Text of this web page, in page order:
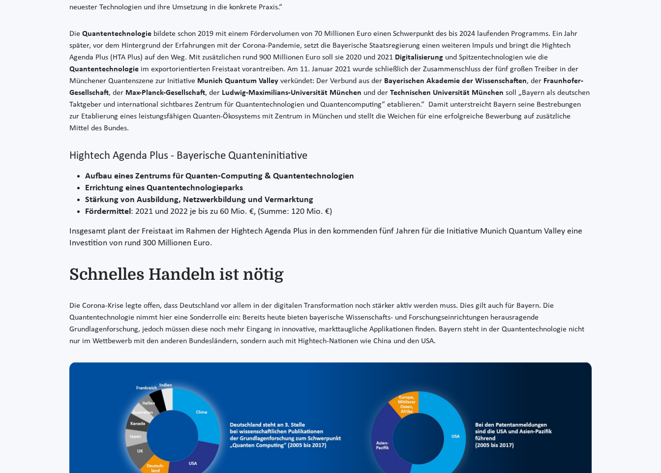
neuester Technologien und ihre Umsetzung in die konkrete Praxis.“
Die Quantentechnologie bildete schon 2019 mit einem Fördervolumen von 70 Millionen Euro einen Schwerpunkt des bis 2024 laufenden Programms. Ein Jahr
später, vor dem Hintergrund der Erfahrungen mit der Corona-Pandemie, setzt die Bayerische Staatsregierung einen weiteren Impuls und bringt die Hightech
Agenda Plus (HTA Plus) auf den Weg. Mit zusätzlichen rund 900 Millionen Euro soll sie 2020 und 2021 Digitalisierung und Spitzentechnologien wie die
Quantentechnologie im exportorientierten Freistaat vorantreiben. Am 11. Januar 2021 wurde schließlich der Zusammenschluss der fünf großen Treiber in der
Münchener Quantenszene zur Initiative Munich Quantum Valley verkündet: Der Verbund aus der Bayerischen Akademie der Wissenschaften, der Fraunhofer-
Gesellschaft, der Max-Planck-Gesellschaft, der Ludwig-Maximilians-Universität München und der Technischen Universität München soll „Bayern als deutschen
Taktgeber und international sichtbares Zentrum für Quantentechnologien und Quantencomputing“ etablieren.“ Damit unterstreicht Bayern seine Bestrebungen
zur Etablierung eines leistungsfähigen Quanten-Ökosystems mit Zentrum in München und stellt die Weichen für eine erfolgreiche Bewerbung auf zusätzliche
Mittel des Bundes.
Hightech Agenda Plus - Bayerische Quanteninitiative
Aufbau eines Zentrums für Quanten-Computing & Quantentechnologien
Errichtung eines Quantentechnologieparks
Stärkung von Ausbildung, Netzwerkbildung und Vermarktung
Fördermittel: 2021 und 2022 je bis zu 60 Mio. €, (Summe: 120 Mio. €)
Insgesamt plant der Freistaat im Rahmen der Hightech Agenda Plus in den kommenden fünf Jahren für die Initiative Munich Quantum Valley eine
Investition von rund 300 Millionen Euro.
Schnelles Handeln ist nötig
Die Corona-Krise legte offen, dass Deutschland vor allem in der digitalen Transformation noch stärker aktiv werden muss. Dies gilt auch für Bayern. Die
Quantentechnologie nimmt hier eine Sonderrolle ein: Bereits heute bieten bayerische Wissenschafts- und Forschungseinrichtungen herausragende
Grundlagenforschung, jedoch müssen diese noch mehr Eingang in innovative, markttaugliche Applikationen finden. Bayern steht in der Quantentechnologie nicht
nur im Wettbewerb mit den anderen Bundesländern, sondern auch mit Hightech-Nationen wie China und den USA.